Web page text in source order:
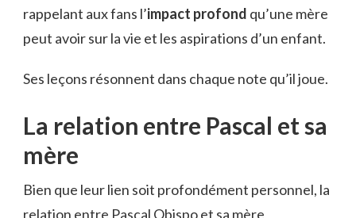
rappelant aux fans l’impact profond qu’une mère
peut avoir sur la vie et les aspirations d’un enfant.
Ses leçons résonnent dans chaque note qu’il joue.
La relation entre Pascal et sa
mère
Bien que leur lien soit profondément personnel, la
relation entre Pascal Obispo et sa mère